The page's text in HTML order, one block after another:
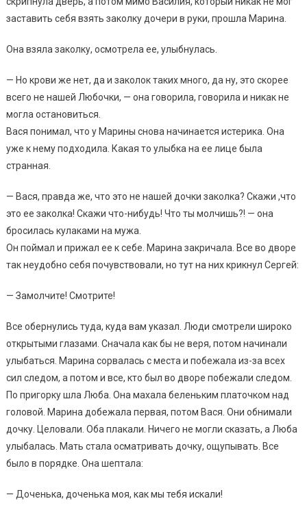
заставить себя взять заколку дочери в руки, прошла Марина.
Она взяла заколку, осмотрела ее, улыбнулась.
— Но крови же нет, да и заколок таких много, да ну, это скорее
всего не нашей Любочки, — она говорила, говорила и никак не
могла остановиться.
Вася понимал, что у Марины снова начинается истерика. Она
уже к нему подходила. Какая то улыбка на ее лице была
странная.
— Вася, правда же, что это не нашей дочки заколка? Скажи ,что
это ее заколка! Скажи что-нибудь! Что ты молчишь?! — она
бросилась кулаками на мужа.
Он поймал и прижал ее к себе. Марина закричала. Все во дворе
так неудобно себя почувствовали, но тут на них крикнул Сергей:
— Замолчите! Смотрите!
Все обернулись туда, куда вам указал. Люди смотрели широко
открытыми глазами. Сначала как бы не веря, потом начинали
улыбаться. Марина сорвалась с места и побежала из-за всех
сил следом, а потом и все, кто был во дворе побежали следом.
По пригорку шла Люба. Она махала беленьким платочком над
головой. Марина добежала первая, потом Вася. Они обнимали
дочку. Целовали. Оба плакали. Ничего не могли сказать, а Люба
улыбалась. Мать стала осматривать дочку, ощупывать. Все
было в порядке. Она шептала:
— Доченька, доченька моя, как мы тебя искали!